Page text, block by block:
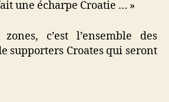
une écharpe Croatie … »
c’est l’ensemble des
supporters Croates qui seront